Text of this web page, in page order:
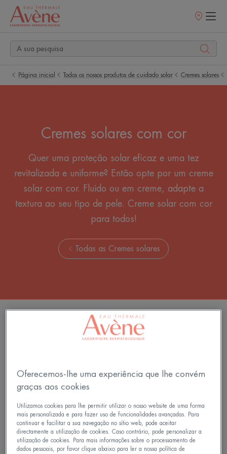
Pontos
Página inicial Todos os nossos produtos de cuidado solar Cremes solares
Cremes solares com cor
Quer uma proteção solar eficaz e uma tez
revitalizada e uniforme? Então opte por um creme
solar com cor. Fluido ou em creme, adapte a
textura ao seu tipo de pele. Creme solar com cor
para todos!
Todas as Cremes solares
6 resultados "Cremes solares com cor"
Réflexe
Elevada
50+
Cuidados solares - Pele
Oferecemos-lhe uma experiência que lhe convém
graças aos cookies
Utilizamos cookies para lhe permitir utilizar o nosso website de uma forma
mais personalizada e para fazer uso de funcionalidades avançadas. Para
continuar e facilitar a sua navegação no sítio web, pode aceitar
directamente a utilização de cookies. Caso contrário, pode personalizar a
utilização de cookies. Para mais informações sobre o processamento de
dados pessoais, por favor clique abaixo para ler a nossa política de